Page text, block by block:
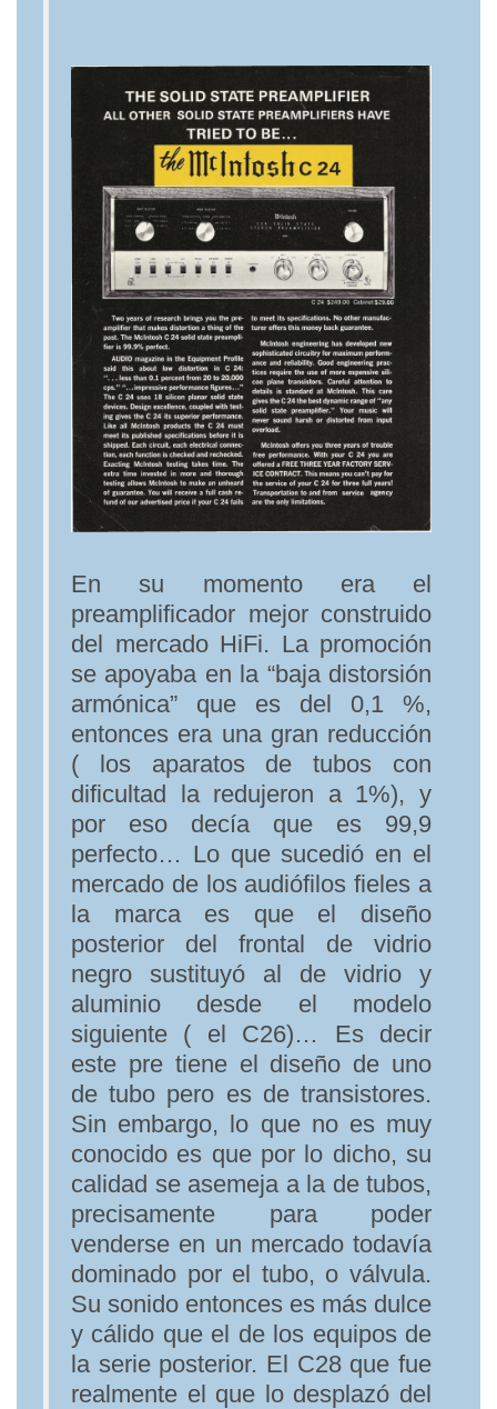
En su momento era el
preamplificador mejor construido
del mercado HiFi. La promoción
se apoyaba en la “baja distorsión
armónica” que es del 0,1 %,
entonces era una gran reducción
( los aparatos de tubos con
dificultad la redujeron a 1%), y
por eso decía que es 99,9
perfecto… Lo que sucedió en el
mercado de los audiófilos fieles a
la marca es que el diseño
posterior del frontal de vidrio
negro sustituyó al de vidrio y
aluminio desde el modelo
siguiente ( el C26)… Es decir
este pre tiene el diseño de uno
de tubo pero es de transistores.
Sin embargo, lo que no es muy
conocido es que por lo dicho, su
calidad se asemeja a la de tubos,
precisamente para poder
venderse en un mercado todavía
dominado por el tubo, o válvula.
Su sonido entonces es más dulce
y cálido que el de los equipos de
la serie posterior. El C28 que fue
realmente el que lo desplazó del